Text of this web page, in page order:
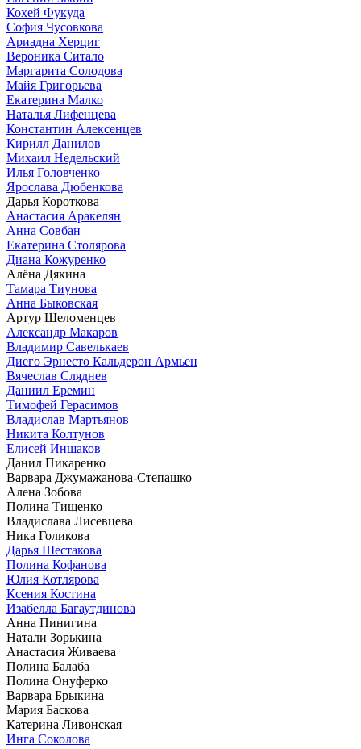
Кохей Фукуда
София Чусовкова
Ариадна Херциг
Вероника Ситало
Маргарита Солодова
Майя Григорьева
Екатерина Малко
Наталья Лифенцева
Константин Алексенцев
Кирилл Данилов
Михаил Недельский
Илья Головченко
Ярослава Дюбенкова
Дарья Короткова
Анастасия Аракелян
Анна Совбан
Екатерина Столярова
Диана Кожуренко
Алёна Дякина
Тамара Тиунова
Анна Быковская
Артур Шеломенцев
Александр Макаров
Владимир Савелькаев
Диего Эрнесто Кальдерон Армьен
Вячеслав Сляднев
Даниил Еремин
Тимофей Герасимов
Владислав Мартьянов
Никита Колтунов
Елисей Иншаков
Данил Пикаренко
Варвара Джумажанова-Степашко
Алена Зобова
Полина Тищенко
Владислава Лисевцева
Ника Голикова
Дарья Шестакова
Полина Кофанова
Юлия Котлярова
Ксения Костина
Изабелла Багаутдинова
Анна Пинигина
Натали Зорькина
Анастасия Живаева
Полина Балаба
Полина Онуферко
Варвара Брыкина
Мария Баскова
Катерина Ливонская
Инга Соколова